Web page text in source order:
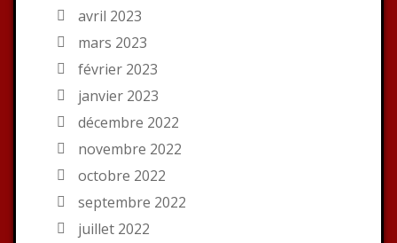
avril 2023
mars 2023
février 2023
janvier 2023
décembre 2022
novembre 2022
octobre 2022
septembre 2022
juillet 2022